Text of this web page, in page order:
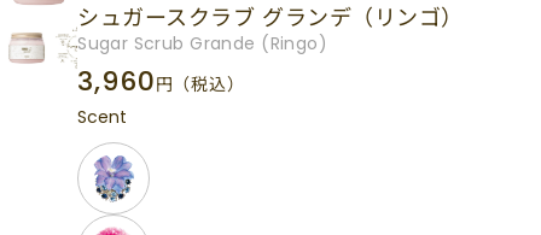
シュガースクラブ グランデ（リンゴ）
Sugar Scrub Grande (Ringo)
3,960円 （税込）
Scent